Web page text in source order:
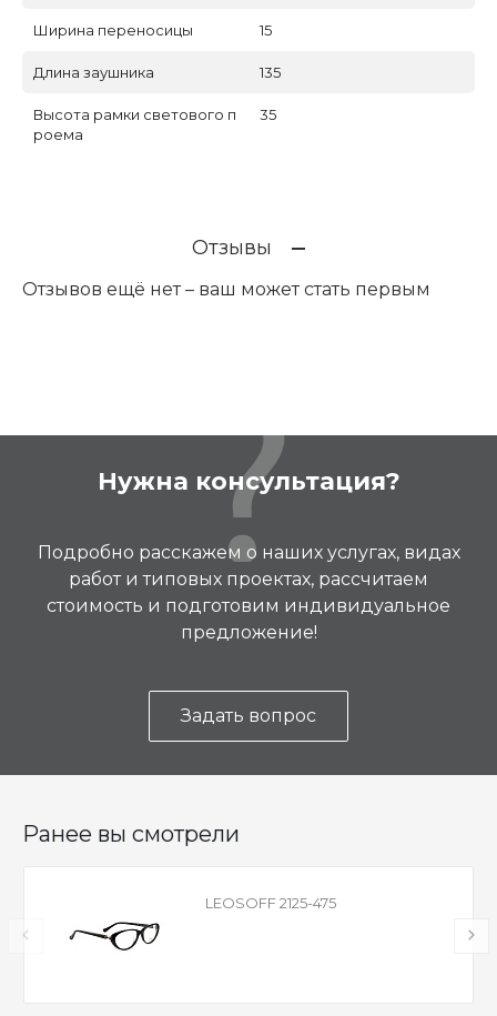
Ширина переносицы 15
Длина заушника 135
Высота рамки светового п
роема
35
Отзывы
Отзывов ещё нет – ваш может стать первым
Нужна консультация?
Подробно расскажем о наших услугах, видах
работ и типовых проектах, рассчитаем
стоимость и подготовим индивидуальное
предложение!
Задать вопрос
Ранее вы смотрели
LEOSOFF 2125-475